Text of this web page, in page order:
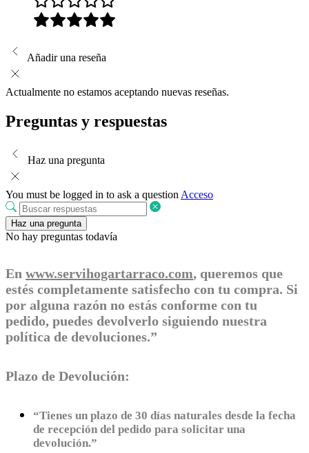
Añadir una reseña
Actualmente no estamos aceptando nuevas reseñas.
Preguntas y respuestas
Haz una pregunta
You must be logged in to ask a question Acceso
Haz una pregunta
No hay preguntas todavía
En www.servihogartarraco.com, queremos que
estés completamente satisfecho con tu compra. Si
por alguna razón no estás conforme con tu
pedido, puedes devolverlo siguiendo nuestra
política de devoluciones.”
Plazo de Devolución:
“Tienes un plazo de 30 días naturales desde la fecha
de recepción del pedido para solicitar una
devolución.”